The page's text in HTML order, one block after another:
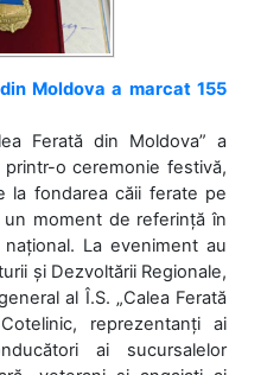
Moldova a marcat 155
Ferată din Moldova” a
o ceremonie festivă,
la fondarea căii ferate pe
un moment de referință în
La eveniment au
și Dezvoltării Regionale,
al Î.S. „Calea Ferată
reprezentanți ai
ai sucursalelor